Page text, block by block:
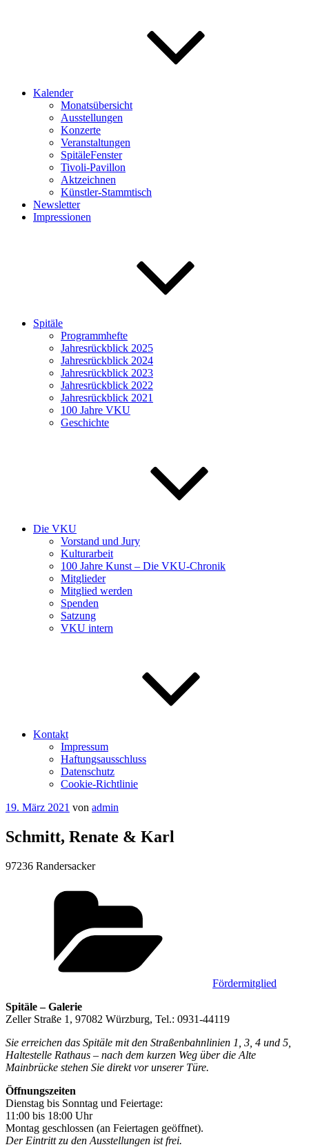
Kalender
Monatsübersicht
Ausstellungen
Konzerte
Veranstaltungen
SpitäleFenster
Tivoli-Pavillon
Aktzeichnen
Künstler-Stammtisch
Newsletter
Impressionen
Spitäle
Programmhefte
Jahresrückblick 2025
Jahresrückblick 2024
Jahresrückblick 2023
Jahresrückblick 2022
Jahresrückblick 2021
100 Jahre VKU
Geschichte
Die VKU
Vorstand und Jury
Kulturarbeit
100 Jahre Kunst – Die VKU-Chronik
Mitglieder
Mitglied werden
Spenden
Satzung
VKU intern
Kontakt
Impressum
Haftungsausschluss
Datenschutz
Cookie-Richtlinie
Veröffentlicht
19. März 2021 von admin
Schmitt, Renate & Karl
97236 Randersacker
Fördermitglied
Spitäle – Galerie
Zeller Straße 1, 97082 Würzburg, Tel.: 0931-44119
Sie erreichen das Spitäle mit den Straßenbahnlinien 1, 3, 4 und 5,
Haltestelle Rathaus – nach dem kurzen Weg über die Alte
Mainbrücke stehen Sie direkt vor unserer Türe.
Öffnungszeiten
Dienstag bis Sonntag und Feiertage:
11:00 bis 18:00 Uhr
Montag geschlossen (an Feiertagen geöffnet).
Der Eintritt zu den Ausstellungen ist frei.